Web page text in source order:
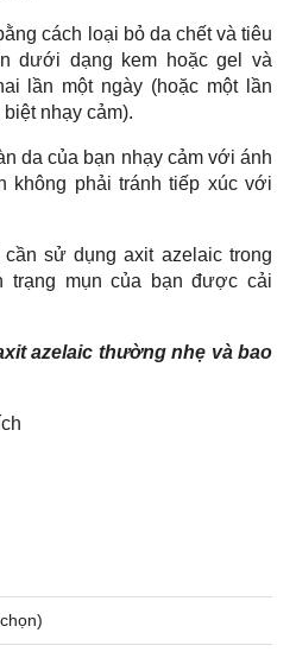
cách loại bỏ da chết và tiêu
dưới dạng kem hoặc gel và
lần một ngày (hoặc một lần
nhạy cảm).
da của bạn nhạy cảm với ánh
không phải tránh tiếp xúc với
sử dụng axit azelaic trong
trạng mụn của bạn được cải
azelaic thường nhẹ và bao